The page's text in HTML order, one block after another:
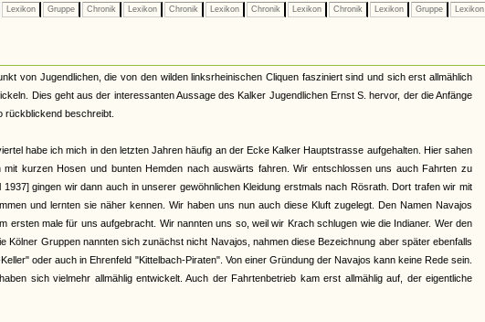
Lexikon Gruppe Chronik Lexikon Chronik Lexikon Chronik Lexikon Chronik Lexikon Gruppe Lexikon
von Jugendlichen, die von den wilden linksrheinischen Cliquen fasziniert sind und sich erst allmählich
Dies geht aus der interessanten Aussage des Kalker Jugendlichen Ernst S. hervor, der die Anfänge
rückblickend beschreibt.
habe ich mich in den letzten Jahren häufig an der Ecke Kalker Hauptstrasse aufgehalten. Hier sahen
kurzen Hosen und bunten Hemden nach auswärts fahren. Wir entschlossen uns auch Fahrten zu
1937] gingen wir dann auch in unserer gewöhnlichen Kleidung erstmals nach Rösrath. Dort trafen wir mit
und lernten sie näher kennen. Wir haben uns nun auch diese Kluft zugelegt. Den Namen Navajos
ersten male für uns aufgebracht. Wir nannten uns so, weil wir Krach schlugen wie die Indianer. Wer den
Kölner Gruppen nannten sich zunächst nicht Navajos, nahmen diese Bezeichnung aber später ebenfalls
oder auch in Ehrenfeld "Kittelbach-Piraten". Von einer Gründung der Navajos kann keine Rede sein.
sich vielmehr allmählig entwickelt. Auch der Fahrtenbetrieb kam erst allmählig auf, der eigentliche